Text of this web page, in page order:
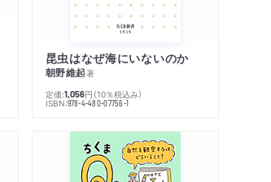
昆虫はなぜ海にいないのか
朝野維起著
定価:1,056円 （10％税込み）
ISBN:978-4-480-07756-1